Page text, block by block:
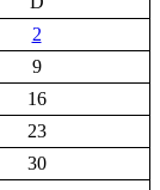
2
9
16
23
30